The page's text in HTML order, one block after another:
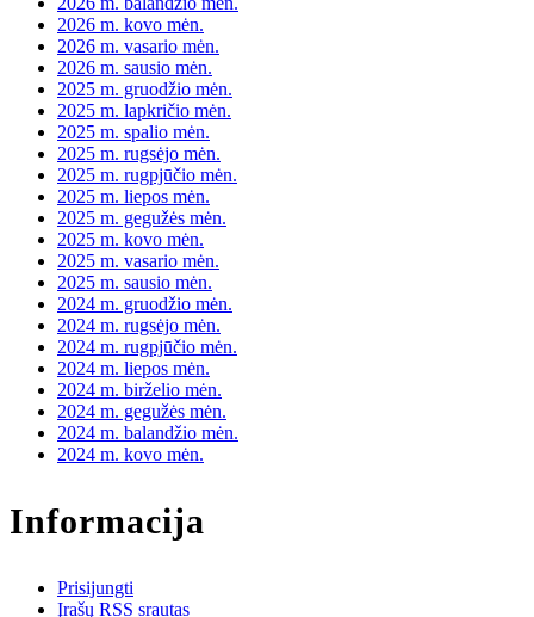
2026 m. kovo mėn.
2026 m. vasario mėn.
2026 m. sausio mėn.
2025 m. gruodžio mėn.
2025 m. lapkričio mėn.
2025 m. spalio mėn.
2025 m. rugsėjo mėn.
2025 m. rugpjūčio mėn.
2025 m. liepos mėn.
2025 m. gegužės mėn.
2025 m. kovo mėn.
2025 m. vasario mėn.
2025 m. sausio mėn.
2024 m. gruodžio mėn.
2024 m. rugsėjo mėn.
2024 m. rugpjūčio mėn.
2024 m. liepos mėn.
2024 m. birželio mėn.
2024 m. gegužės mėn.
2024 m. balandžio mėn.
2024 m. kovo mėn.
Informacija
Prisijungti
Įrašų RSS srautas